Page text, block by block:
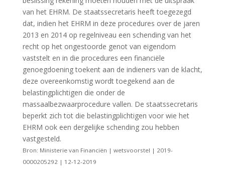
van het EHRM. De staatssecretaris heeft toegezegd
dat, indien het EHRM in deze procedures over de jaren
2013 en 2014 op regelniveau een schending van het
recht op het ongestoorde genot van eigendom
vaststelt en in die procedures een financiële
genoegdoening toekent aan de indieners van de klacht,
deze overeenkomstig wordt toegekend aan de
belastingplichtigen die onder de
massaalbezwaarprocedure vallen. De staatssecretaris
beperkt zich tot die belastingplichtigen voor wie het
EHRM ook een dergelijke schending zou hebben
vastgesteld.
Bron: Ministerie van Financiën | wetsvoorstel | 2019-
0000205292 | 12-12-2019